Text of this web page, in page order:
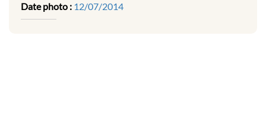
Date photo : 12/07/2014